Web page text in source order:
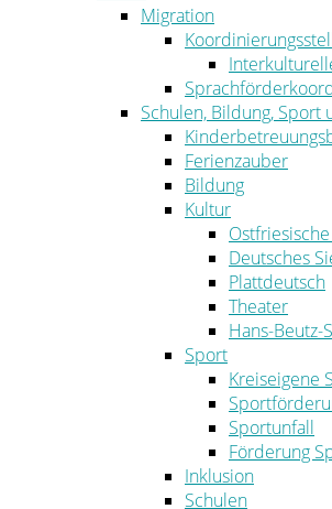
Migration
Schulen, Bildung, Sport
Ferienzauber
Bildung
Kultur
Deutsches
Plattdeutsch
Theater
Hans-Beutz-
Sport
Kreiseigene
Sportunfall
Förderung
Inklusion
Schulen